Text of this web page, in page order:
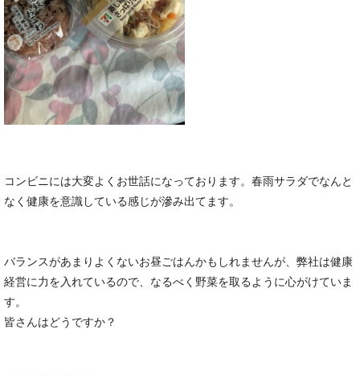
コンビニには大変よくお世話になっております。春雨サラダでなんと
なく健康を意識している感じが滲み出てます。
バランスがあまりよくないお昼ごはんかもしれませんが、弊社は健康
経営に力を入れているので、なるべく野菜を取るように心がけていま
す。
皆さんはどうですか？